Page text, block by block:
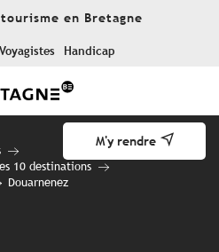
en Bretagne
Voyagistes Handicap
M'y rendre
10 destinations
Douarnenez